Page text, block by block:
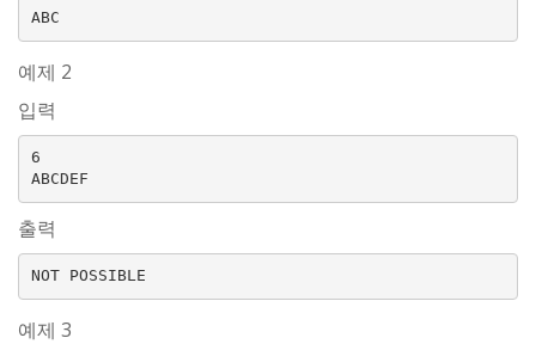
예제 2
입력
6
출력
예제 3